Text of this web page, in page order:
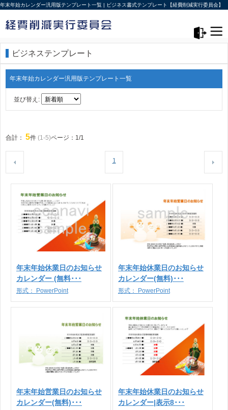
年末年始カレンダー汎用版テンプレート一覧 | ビジネス書式テンプレート【経費削減実行委員会】
ビジネステンプレート
年末年始カレンダー汎用版テンプレート一覧
並び替え:
合計： 5件 (1-5)ページ：1/1
1
年末年始休業日のお知らせ
カレンダー (無料･･･
形式： PowerPoint
年末年始休業日のお知らせ
カレンダー(無料)･･･
形式： PowerPoint
年末年始営業日のお知らせ
カレンダー(無料)･･･
年末年始休業日のお知らせ
カレンダー|表示8･･･